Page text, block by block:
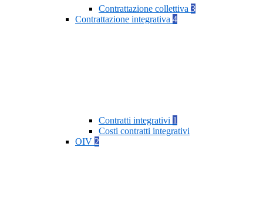
Contrattazione collettiva 3
Contrattazione integrativa 4
Contratti integrativi 1
Costi contratti integrativi
OIV 2